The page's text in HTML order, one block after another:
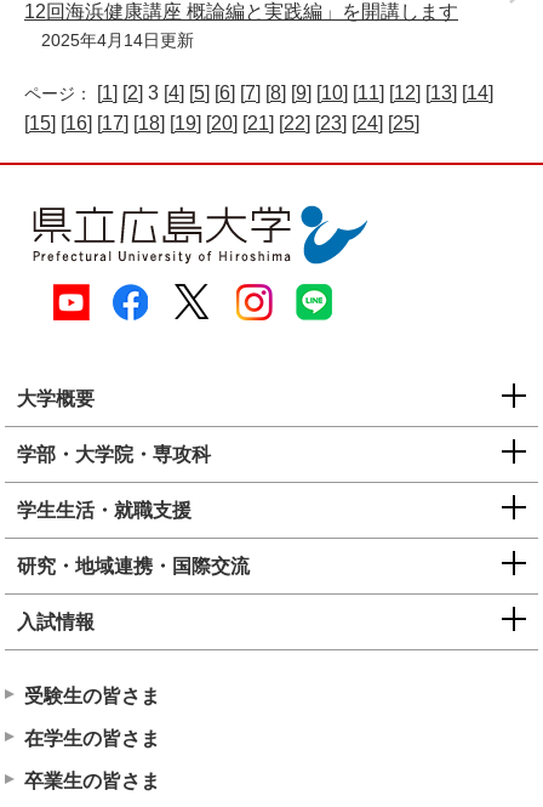
12回海浜健康講座 概論編と実践編」を開講します
2025年4月14日更新
ページ： [1] [2] 3 [4] [5] [6] [7] [8] [9] [10] [11] [12] [13] [14]
[15] [16] [17] [18] [19] [20] [21] [22] [23] [24] [25]
大学概要
学部・大学院・専攻科
学生生活・就職支援
研究・地域連携・国際交流
入試情報
受験生の皆さま
在学生の皆さま
卒業生の皆さま